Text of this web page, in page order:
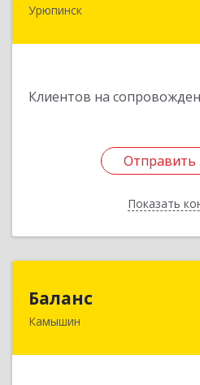
Урюпинск
Клиентов на
Отправить
Показать
403113, Волгоградская
Отправить
Назад
Баланс
Камышин
403876, Волгоградская